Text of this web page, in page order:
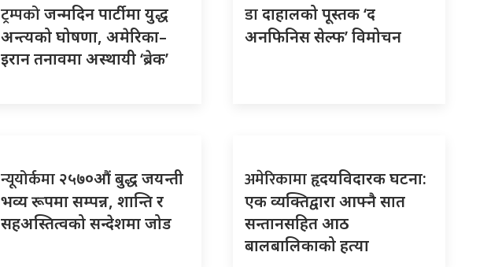
ट्रम्पकोजन्मदिन पार्टीमा युद्ध
अन्त्यको घोषणा, अमेरिका–
इरान तनावमा अस्थायी ‘ब्रेक’
डादाहालको पूस्तक ‘द
अनफिनिस सेल्फ’ विमोचन
न्यूयोर्कमा २५७०औं बुद्ध जयन्ती
भव्य रूपमा सम्पन्न, शान्ति र
सहअस्तित्वको सन्देशमा जोड
अमेरिकामाहृदयविदारक घटना:
एक व्यक्तिद्वारा आफ्नै सात
सन्तानसहित आठ
बालबालिकाको हत्या